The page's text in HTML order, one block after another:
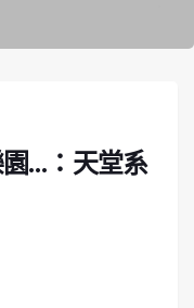
…：天堂系